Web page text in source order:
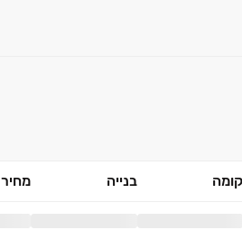
קומה בנייה מחיר